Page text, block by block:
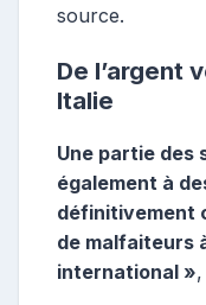
source.
De l’argent
Italie
Une partie des
également à
définitivement
de malfaiteurs
international »